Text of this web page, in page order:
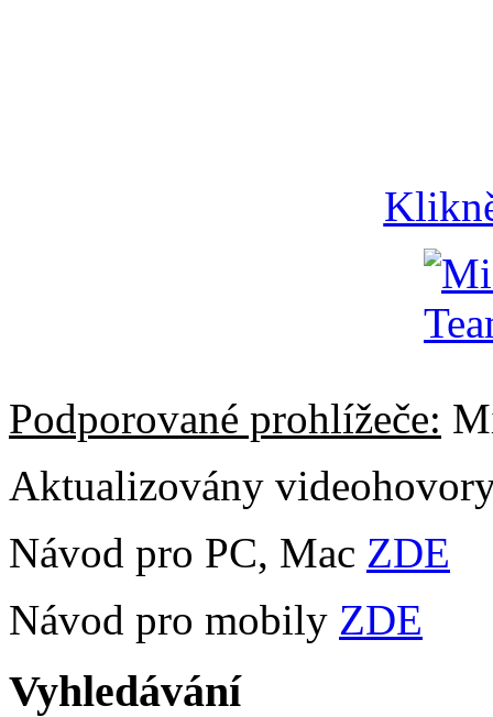
Podporované prohlížeče:
Aktualizovány
Návod pro PC, Mac ZDE
Návod pro mobily ZDE
Vyhledávání